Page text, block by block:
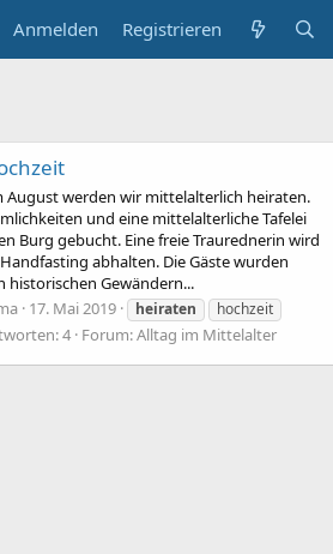
Anmelden Registrieren
August werden wir mittelalterlich heiraten.
und eine mittelalterliche Tafelei
Burg gebucht. Eine freie Traurednerin wird
abhalten. Die Gäste wurden
historischen Gewändern...
17. Mai 2019 heiraten
hochzeit
4 Forum:Alltag im Mittelalter